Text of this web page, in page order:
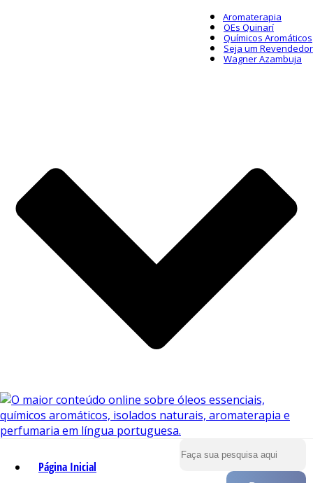
Aromaterapia
OEs Quinarí
Químicos Aromáticos
Seja um Revendedor
Wagner Azambuja
Página Inicial